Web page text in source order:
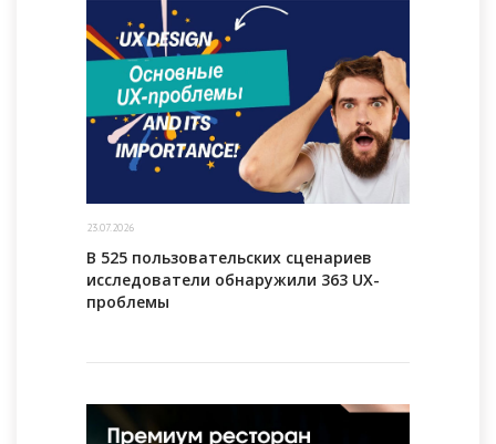
23.07.2026
В 525 пользовательских сценариев
исследователи обнаружили 363 UX-
проблемы